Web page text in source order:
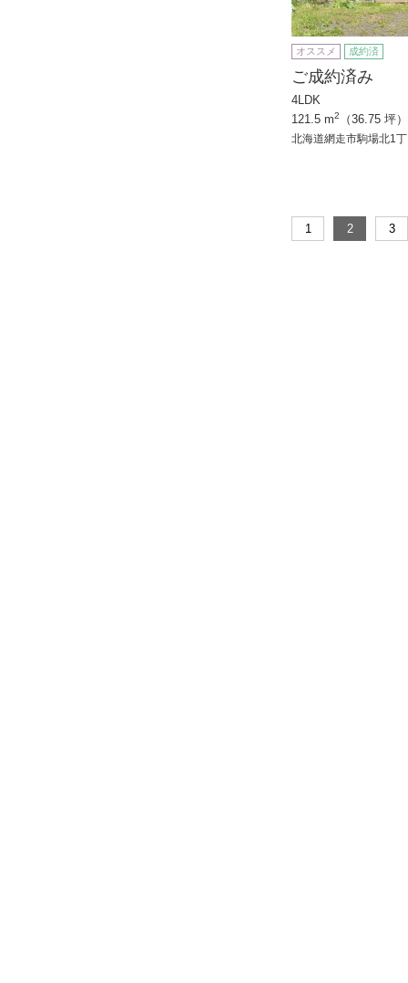
オススメ 成約済
ご成約済み
4LDK
121.5 m2 （36.75 坪）
北海道網走市駒場北1